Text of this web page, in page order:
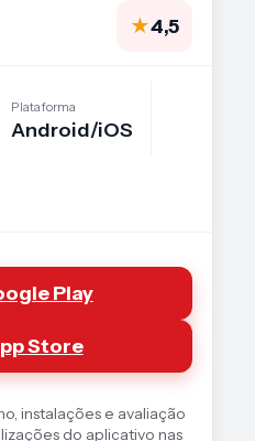
★4,5
Plataforma
Android/iOS
Play
Store
instalações e avaliação
do aplicativo nas